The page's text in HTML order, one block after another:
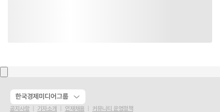
한국경제미디어그룹
공지사항 기자소개 인재채용 커뮤니티 운영정책